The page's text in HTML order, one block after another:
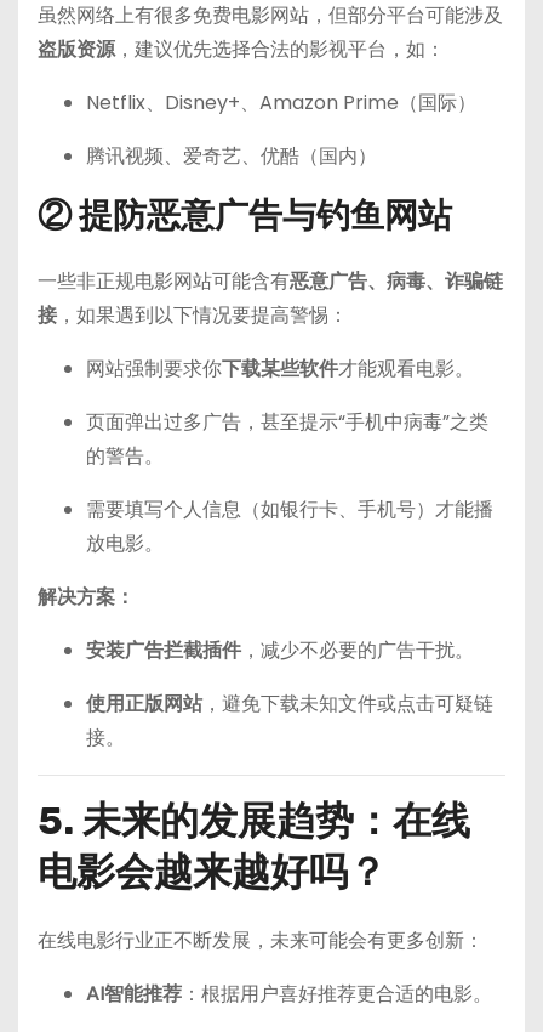
虽然网络上有很多免费电影网站，但部分平台可能涉及
盗版资源，建议优先选择合法的影视平台，如：
Netflix、Disney+、Amazon Prime（国际）
腾讯视频、爱奇艺、优酷（国内）
② 提防恶意广告与钓鱼网站
一些非正规电影网站可能含有恶意广告、病毒、诈骗链
接 ，如果遇到以下情况要提高警惕：
网站强制要求你下载某些软件才能观看电影。
页面弹出过多广告，甚至提示“手机中病毒”之类
的警告。
需要填写个人信息（如银行卡、手机号）才能播
放电影。
解决方案：
安装广告拦截插件 ，减少不必要的广告干扰。
使用正版网站，避免下载未知文件或点击可疑链
接。
5. 未来的发展趋势：在线
电影会越来越好吗？
在线电影行业正不断发展，未来可能会有更多创新：
AI智能推荐 ：根据用户喜好推荐更合适的电影。